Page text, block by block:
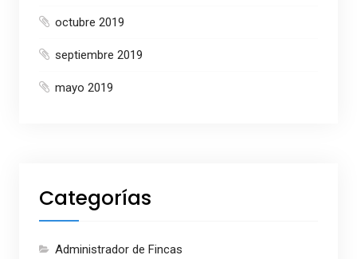
octubre 2019
septiembre 2019
mayo 2019
Categorías
Administrador de Fincas